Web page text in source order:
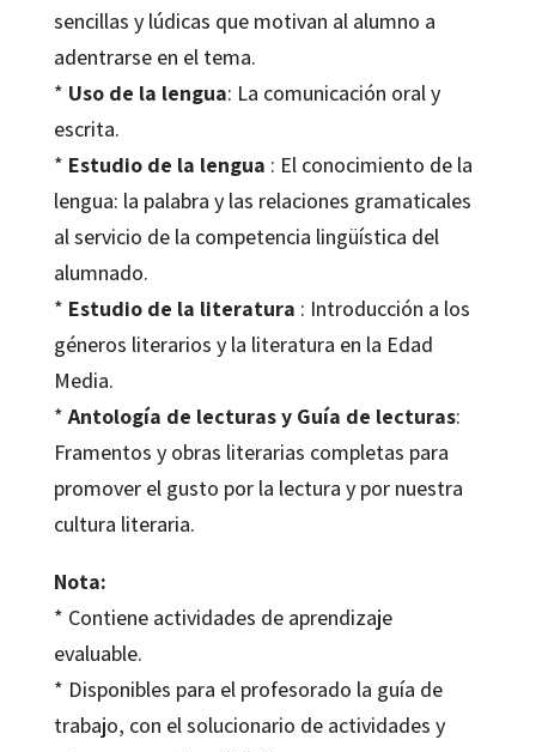
sencillas y lúdicas que motivan al alumno a
adentrarse en el tema.
* Uso de la lengua: La comunicación oral y
escrita.
* Estudio de la lengua : El conocimiento de la
lengua: la palabra y las relaciones gramaticales
al servicio de la competencia lingüística del
alumnado.
* Estudio de la literatura : Introducción a los
géneros literarios y la literatura en la Edad
Media.
*Antología de lecturas y Guía de lecturas:
Framentos y obras literarias completas para
promover el gusto por la lectura y por nuestra
cultura literaria.
Nota:
* Contiene actividades de aprendizaje
evaluable.
* Disponibles para el profesorado la guía de
trabajo, con el solucionario de actividades y